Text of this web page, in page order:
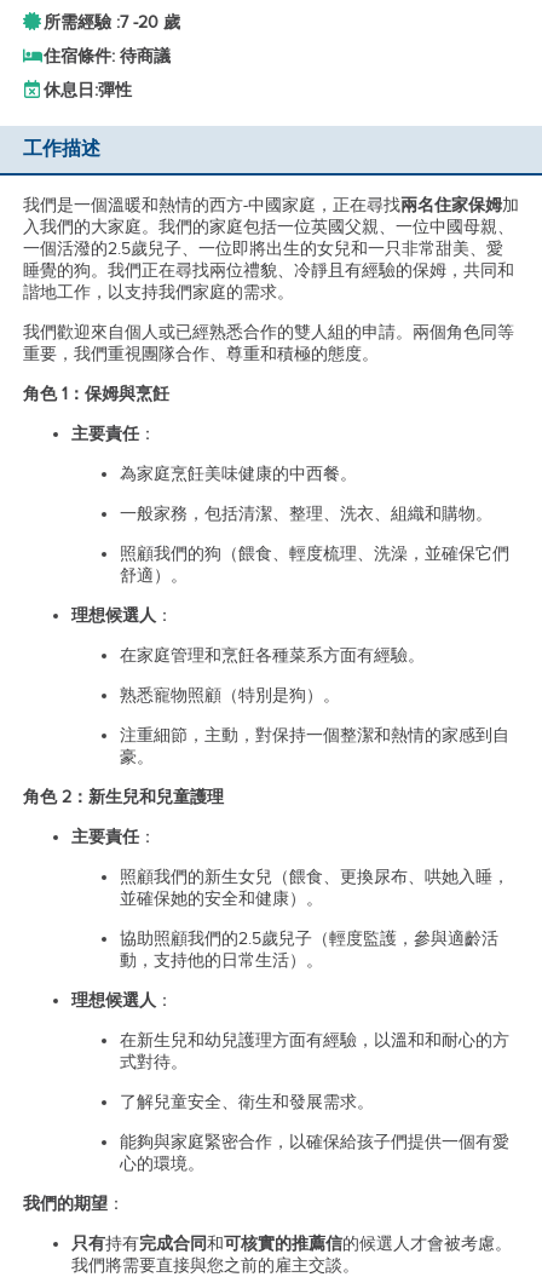
所需經驗 :7 -20 歲
住宿條件: 待商議
休息日:彈性
工作描述
我們是一個溫暖和熱情的西方-中國家庭，正在尋找兩名住家保姆加
入我們的大家庭。我們的家庭包括一位英國父親、一位中國母親、
一個活潑的2.5歲兒子、一位即將出生的女兒和一只非常甜美、愛
睡覺的狗。我們正在尋找兩位禮貌、冷靜且有經驗的保姆，共同和
諧地工作，以支持我們家庭的需求。
我們歡迎來自個人或已經熟悉合作的雙人組的申請。兩個角色同等
重要，我們重視團隊合作、尊重和積極的態度。
角色 1：保姆與烹飪
主要責任：
為家庭烹飪美味健康的中西餐。
一般家務，包括清潔、整理、洗衣、組織和購物。
照顧我們的狗（餵食、輕度梳理、洗澡，並確保它們
舒適）。
理想候選人 ：
在家庭管理和烹飪各種菜系方面有經驗。
熟悉寵物照顧（特別是狗）。
注重細節，主動，對保持一個整潔和熱情的家感到自
豪。
角色 2：新生兒和兒童護理
主要責任：
照顧我們的新生女兒（餵食、更換尿布、哄她入睡，
並確保她的安全和健康）。
協助照顧我們的2.5歲兒子（輕度監護，參與適齡活
動，支持他的日常生活）。
理想候選人 ：
在新生兒和幼兒護理方面有經驗，以溫和和耐心的方
式對待。
了解兒童安全、衛生和發展需求。
能夠與家庭緊密合作，以確保給孩子們提供一個有愛
心的環境。
我們的期望：
只有持有完成合同和可核實的推薦信的候選人才會被考慮。
我們將需要直接與您之前的雇主交談。